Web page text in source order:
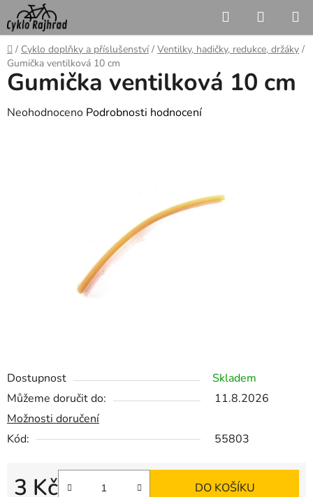
Přejít
na
obsah
Hledat
KOŠÍK
Domů
/ Cyklo doplňky a příslušenství / Ventilky, hadičky, redukce, držáky /
Gumička ventilková 10 cm
Dostupnost
Skladem
Můžeme doručit do:
11.8.2026
Možnosti doručení
Kód:
55803
3 Kč DO KOŠÍKU
Gumička ventilková 10 cm
Průměrné
Neohodnoceno Podrobnosti hodnocení